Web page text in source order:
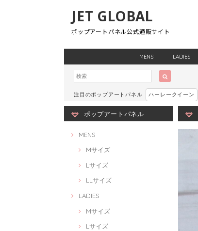
JET GLOBAL
ポップアートパネル公式通販サイト
MENS LADIES
注目のポップアートパネル ハーレークイーン
ポップアートパネル
MENS
Mサイズ
Lサイズ
LLサイズ
LADIES
Mサイズ
Lサイズ